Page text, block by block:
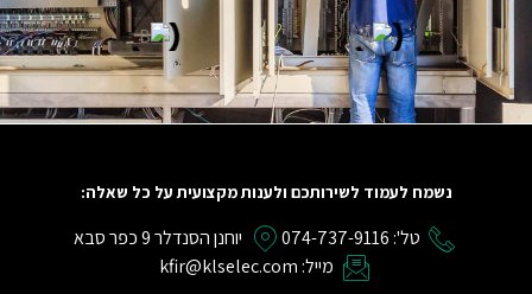
נשמח לעמוד לשירותכם ולענות מקצועית על כל שאלה:
טל': 074-737-9116
יוחנן הסנדלר 9 כפר סבא
מייל: kfir@klselec.com